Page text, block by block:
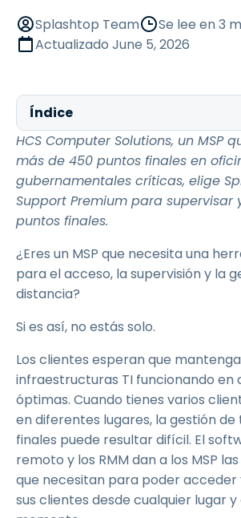
Splashtop Team
Se lee en 3
Actualizado June 5, 2026
Índice
HCS Computer Solutions, un MSP
más de 450 puntos finales en
gubernamentales críticas, elige
Support Premium para supervisar
puntos finales.
¿Eres un MSP que necesita una
para el acceso, la supervisión y la
distancia?
Si es así, no estás solo.
Los clientes esperan que
infraestructuras TI funcionando en
óptimas. Cuando tienes varios
en diferentes lugares, la gestión de
finales puede resultar difícil. El
remoto y los RMM dan a los MSP
que necesitan para poder
sus clientes desde cualquier lugar